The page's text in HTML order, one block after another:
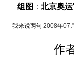
组图：北京奥
我来说两句 2008年07
作